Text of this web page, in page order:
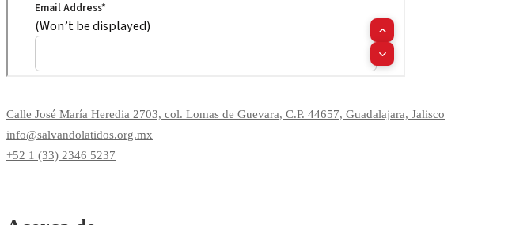
Calle José María Heredia 2703, col. Lomas de Guevara, C.P. 44657, Guadalajara, Jalisco
info@salvandolatidos.org.mx
+52 1 (33) 2346 5237